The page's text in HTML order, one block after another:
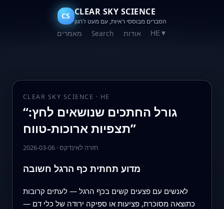
CS CLEAR SKY SCIENCE
הסברים מבוססי ראיות, עם מעט ז'רגון
מאמרים Search אודות HE▼
CLEAR SKY SCIENCE · HE
“גורל החתכים שנושאים לחץ:
תצפיות ארוכות-טווח”
2026-03-06·חזרה לאינדקס
מדוע תחתית כף הרגל חשובה
לאנשים עם פצעים קשים בכף הרגל — לעתים קרובות
כתוצאה מסוכרת, פציעות או ספיקה ירודה של כלי דם —